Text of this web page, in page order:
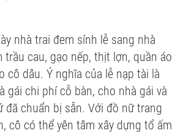
nhà trai đem sính lễ sang nhà
cau, gạo nếp, thịt lợn, quần áo
cô dâu. Ý nghĩa của lễ nạp tài là
gái chi phí cỗ bàn, cho nhà gái và
đã chuẩn bị sẵn. Với đồ nữ trang
cô có thể yên tâm xây dựng tổ ấm